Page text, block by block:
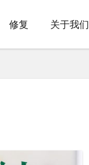
修复 关于我们